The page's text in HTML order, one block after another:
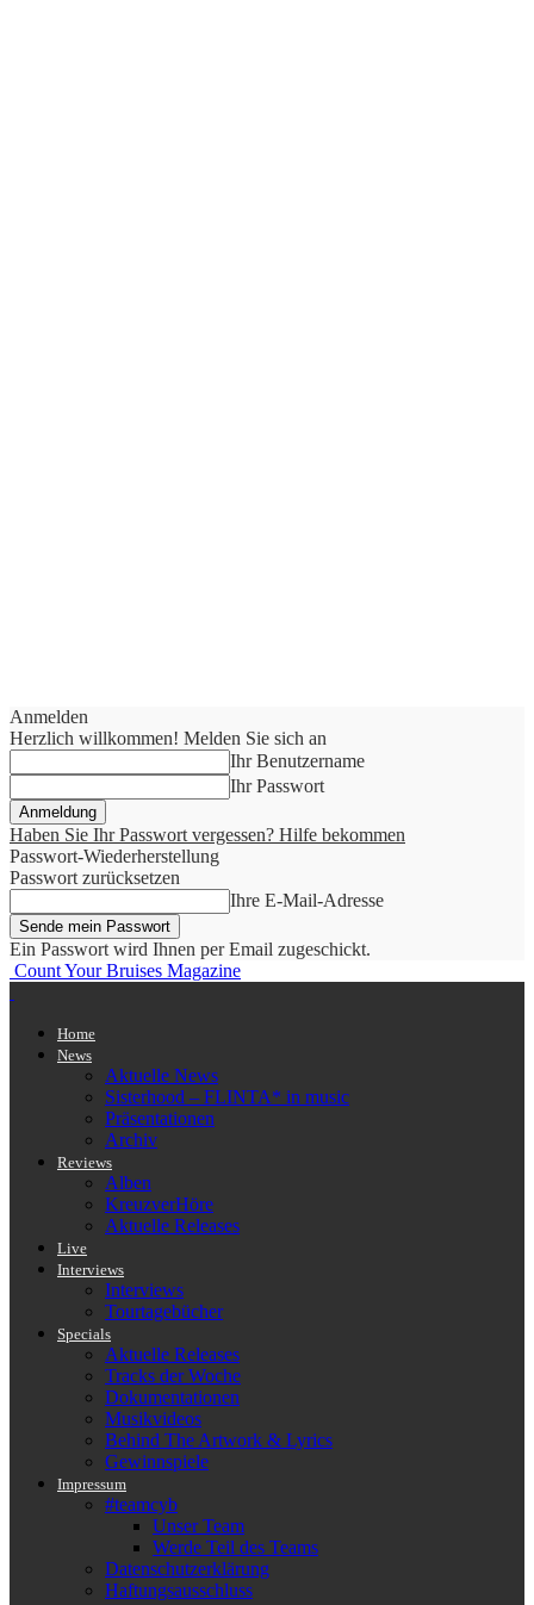
Anmelden
Herzlich willkommen! Melden Sie sich an
Ihr Benutzername
Ihr Passwort
Haben Sie Ihr Passwort vergessen? Hilfe bekommen
Passwort-Wiederherstellung
Passwort zurücksetzen
Ihre E-Mail-Adresse
Ein Passwort wird Ihnen per Email zugeschickt.
Count Your Bruises Magazine
Home
News
Aktuelle News
Sisterhood – FLINTA* in music
Präsentationen
Archiv
Reviews
Alben
KreuzverHöre
Aktuelle Releases
Live
Interviews
Interviews
Tourtagebücher
Specials
Aktuelle Releases
Tracks der Woche
Dokumentationen
Musikvideos
Behind The Artwork & Lyrics
Gewinnspiele
Impressum
#teamcyb
Unser Team
Werde Teil des Teams
Datenschutzerklärung
Haftungsausschluss